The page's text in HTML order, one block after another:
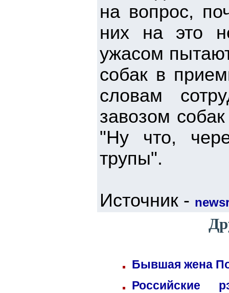
на вопрос,
них на это
ужасом
собак в
словам
завозом
"Ну что,
трупы".
Источник -
Бывшая жена
Российские